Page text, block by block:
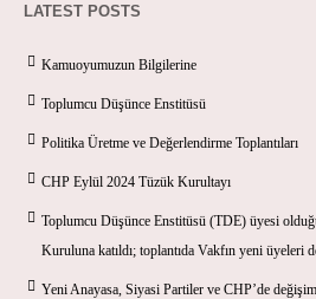
LATEST POSTS
Kamuoyumuzun Bilgilerine
Toplumcu Düşünce Enstitüsü
Politika Üretme ve Değerlendirme Toplantıları
CHP Eylül 2024 Tüzük Kurultayı
Toplumcu Düşünce Enstitüsü (TDE) üyesi
Kuruluna katıldı; toplantıda Vakfın yeni üyeleri
Yeni Anayasa, Siyasi Partiler ve CHP’de